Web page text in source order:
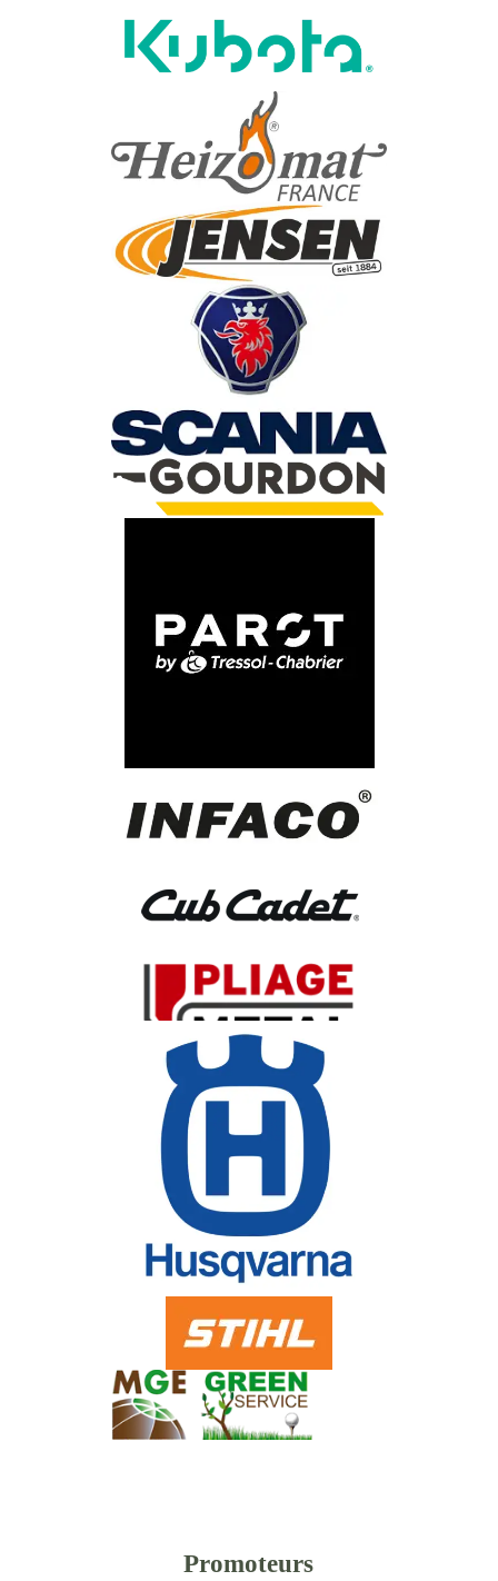
Promoteurs